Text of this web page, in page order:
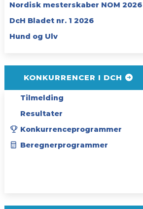
Nordisk mesterskaber NOM
DcH Bladet nr. 1 2026
Hund og Ulv
KONKURRENCER I DCH
Tilmelding
Resultater
Konkurrenceprogrammer
Beregnerprogrammer